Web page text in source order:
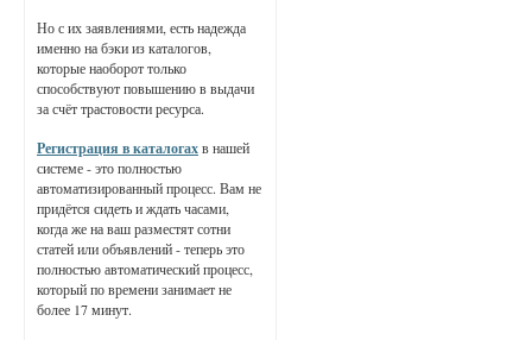
Но с их заявлениями, есть надежда
именно на бэки из каталогов,
которые наоборот только
способствуют повышению в выдачи
за счёт трастовости ресурса.
Регистрация в каталогахв нашей
системе - это полностью
автоматизированный процесс. Вам не
придётся сидеть и ждать часами,
когда же на ваш разместят сотни
статей или объявлений - теперь это
полностью автоматический процесс,
который по времени занимает не
более 17 минут.